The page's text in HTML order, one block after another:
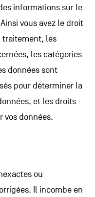
informations sur le
vous avez le droit
traitement, les
les catégories
données sont
pour déterminer la
et les droits
vos données.
ou
Il incombe en